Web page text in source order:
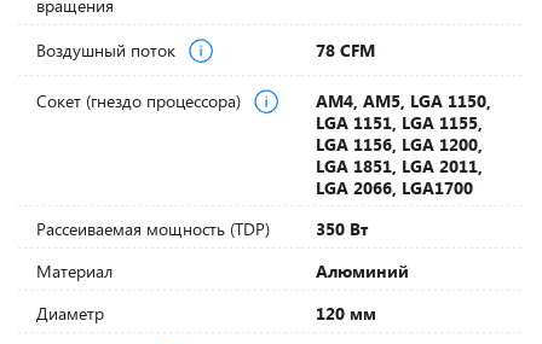
вращения
Воздушный поток 78 CFM
Сокет (гнездо процессора)
AM4, AM5, LGA 1150,
LGA 1151, LGA 1155,
LGA 1156, LGA 1200,
LGA 1851, LGA 2011,
LGA 2066, LGA1700
Рассеиваемая мощность (TDP)
350 Вт
Материал
Алюминий
Диаметр
120 мм